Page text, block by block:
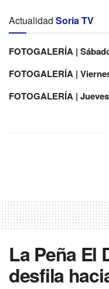
Actualidad Soria TV
FOTOGALERÍA |
FOTOGALERÍA |
FOTOGALERÍA |
La Peña El
desfila